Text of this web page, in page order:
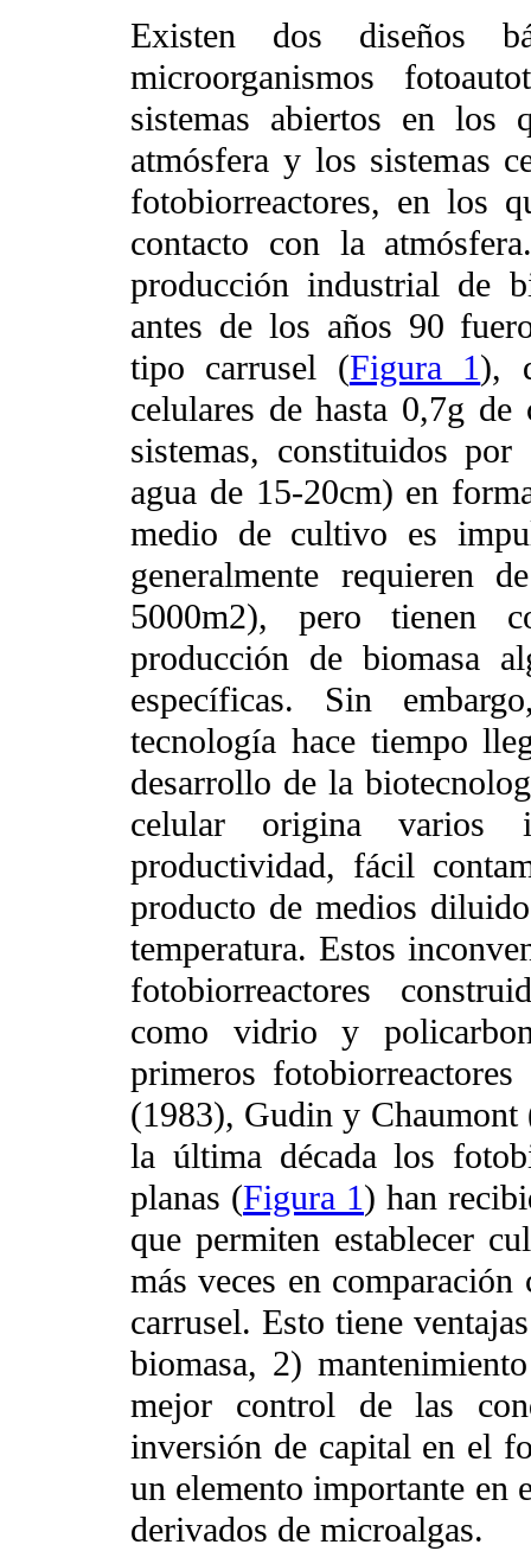
Existen dos diseños
microorganismos
sistemas abiertos en los
atmósfera y los sistemas
fotobiorreactores, en los
contacto con la
producción industrial de
antes de los años 90
tipo carrusel (Figura 1),
celulares de hasta 0,7g
sistemas, constituidos
agua de 15-20cm) en
medio de cultivo es
generalmente requieren
5000m2), pero tienen
producción de biomasa
específicas. Sin
tecnología hace tiempo
desarrollo de la
celular origina varios
productividad, fácil
producto de medios
temperatura. Estos
fotobiorreactores
como vidrio y
primeros
(1983), Gudin y
la última década los
planas (Figura 1) han
que permiten establecer
más veces en
carrusel. Esto tiene
biomasa, 2)
mejor control de las
inversión de capital en el
un elemento importante en
derivados de microalgas.